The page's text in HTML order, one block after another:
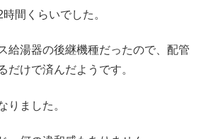
間くらいでした。
給湯器の後継機種だったので、配管
だけで済んだようです。
りました。